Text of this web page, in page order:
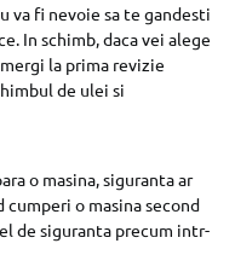
va fi nevoie sa te gandesti
In schimb, daca vei alege
la prima revizie
de ulei si
o masina, siguranta ar
o masina second
de siguranta precum intr-